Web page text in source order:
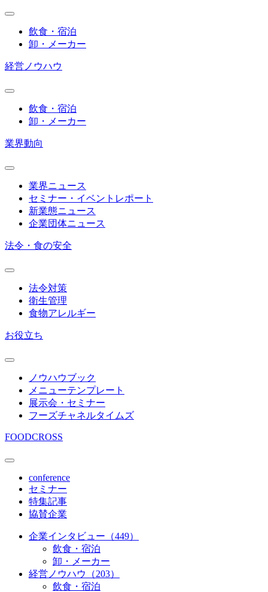
飲食・宿泊
卸・メーカー
経営ノウハウ
飲食・宿泊
卸・メーカー
業界動向
業界ニュース
セミナー・イベントレポート
新業態ニュース
企業団体ニュース
法令・食の安全
法令対策
衛生管理
食物アレルギー
お役立ち
ノウハウブック
メニューテンプレート
展示会・セミナー
フーズチャネルタイムズ
FOODCROSS
conference
セミナー
特集記事
協賛企業
企業インタビュー（449）
飲食・宿泊
卸・メーカー
経営ノウハウ（203）
飲食・宿泊